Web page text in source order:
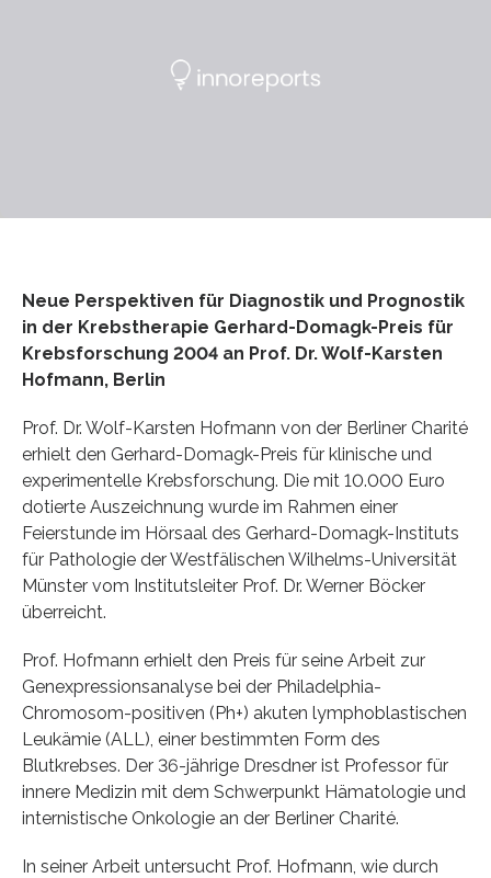
Neue Perspektiven für Diagnostik und Prognostik
in der Krebstherapie Gerhard-Domagk-Preis für
Krebsforschung 2004 an Prof. Dr. Wolf-Karsten
Hofmann, Berlin
Prof. Dr. Wolf-Karsten Hofmann von der Berliner Charité
erhielt den Gerhard-Domagk-Preis für klinische und
experimentelle Krebsforschung. Die mit 10.000 Euro
dotierte Auszeichnung wurde im Rahmen einer
Feierstunde im Hörsaal des Gerhard-Domagk-Instituts
für Pathologie der Westfälischen Wilhelms-Universität
Münster vom Institutsleiter Prof. Dr. Werner Böcker
überreicht.
Prof. Hofmann erhielt den Preis für seine Arbeit zur
Genexpressionsanalyse bei der Philadelphia-
Chromosom-positiven (Ph+) akuten lymphoblastischen
Leukämie (ALL), einer bestimmten Form des
Blutkrebses. Der 36-jährige Dresdner ist Professor für
innere Medizin mit dem Schwerpunkt Hämatologie und
internistische Onkologie an der Berliner Charité.
In seiner Arbeit untersucht Prof. Hofmann, wie durch